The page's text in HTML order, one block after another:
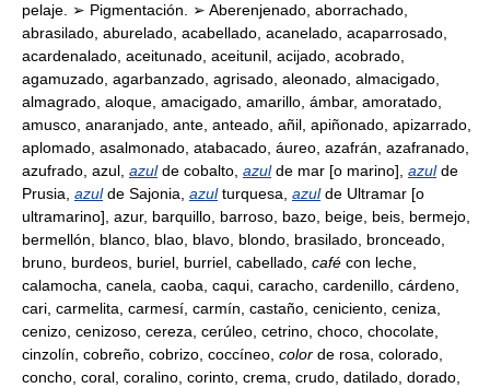
pelaje. ➢ Pigmentación. ➢ Aberenjenado, aborrachado,
abrasilado, aburelado, acabellado, acanelado, acaparrosado,
acardenalado, aceitunado, aceitunil, acijado, acobrado,
agamuzado, agarbanzado, agrisado, aleonado, almacigado,
almagrado, aloque, amacigado, amarillo, ámbar, amoratado,
amusco, anaranjado, ante, anteado, añil, apiñonado, apizarrado,
aplomado, asalmonado, atabacado, áureo, azafrán, azafranado,
azufrado, azul, azulde cobalto, azulde mar [o marino], azulde
Prusia, azulde Sajonia, azulturquesa, azulde Ultramar [o
ultramarino], azur, barquillo, barroso, bazo, beige, beis, bermejo,
bermellón, blanco, blao, blavo, blondo, brasilado, bronceado,
bruno, burdeos, buriel, burriel, cabellado, café con leche,
calamocha, canela, caoba, caqui, caracho, cardenillo, cárdeno,
cari, carmelita, carmesí, carmín, castaño, ceniciento, ceniza,
cenizo, cenizoso, cereza, cerúleo, cetrino, choco, chocolate,
cinzolín, cobreño, cobrizo, coccíneo, color de rosa, colorado,
concho, coral, coralino, corinto, crema, crudo, datilado, dorado,